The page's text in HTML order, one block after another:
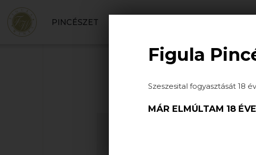
PINCÉSZET
Figula
Szeszesital fogyasztását 18
MÁR ELMÚLTAM 18